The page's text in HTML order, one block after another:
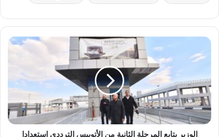
ا
ي
ر
ي
ت
ا
الوزير يتابع المرحلة الثانية من الأتوبيس الترددي استعدادا